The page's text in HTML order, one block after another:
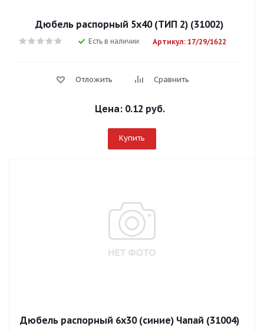
Дюбель распорный 5х40 (ТИП 2) (31002)
Есть в наличии Артикул: 17/29/1622
Отложить Сравнить
Цена: 0.12 руб.
Купить
Дюбель распорный 6х30 (синие) Чапай (31004)